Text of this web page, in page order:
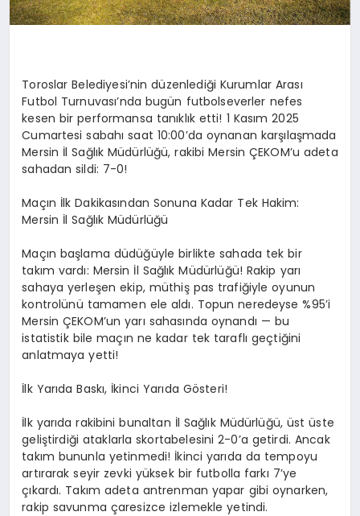
Toroslar Belediyesi’nin düzenlediği Kurumlar Arası
Futbol Turnuvası’nda bugün futbolseverler nefes
kesen bir performansa tanıklık etti! 1 Kasım 2025
Cumartesi sabahı saat 10:00’da oynanan karşılaşmada
Mersin İl Sağlık Müdürlüğü, rakibi Mersin ÇEKOM’u adeta
sahadan sildi: 7-0!
Maçın İlk Dakikasından Sonuna Kadar Tek Hakim:
Mersin İl Sağlık Müdürlüğü
Maçın başlama düdüğüyle birlikte sahada tek bir
takım vardı: Mersin İl Sağlık Müdürlüğü! Rakip yarı
sahaya yerleşen ekip, müthiş pas trafiğiyle oyunun
kontrolünü tamamen ele aldı. Topun neredeyse %95’i
Mersin ÇEKOM’un yarı sahasında oynandı — bu
istatistik bile maçın ne kadar tek taraflı geçtiğini
anlatmaya yetti!
İlk Yarıda Baskı, İkinci Yarıda Gösteri!
İlk yarıda rakibini bunaltan İl Sağlık Müdürlüğü, üst üste
geliştirdiği ataklarla skortabelesini 2-0’a getirdi. Ancak
takım bununla yetinmedi! İkinci yarıda da tempoyu
artırarak seyir zevki yüksek bir futbolla farkı 7’ye
çıkardı. Takım adeta antrenman yapar gibi oynarken,
rakip savunma çaresizce izlemekle yetindi.